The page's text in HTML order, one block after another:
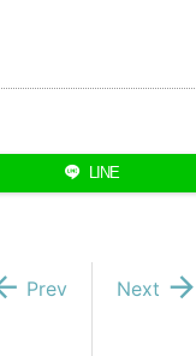
LINE

Next
Prev